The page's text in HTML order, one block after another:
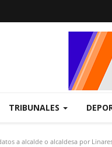
TRIBUNALES
a alcalde o alcaldesa por